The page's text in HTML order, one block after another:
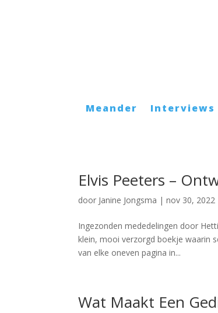
Meander Interviews
Elvis Peeters –
door Janine Jongsma |nov 30, 2022
Ingezonden mededelingen door
klein, mooi verzorgd boekje waarin
van elke oneven pagina in...
Wat Maakt Een